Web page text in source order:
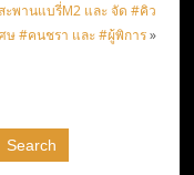
ะพานแบรี่M2 และ จัด #คิว
ษ #คนชรา และ #ผู้พิการ»